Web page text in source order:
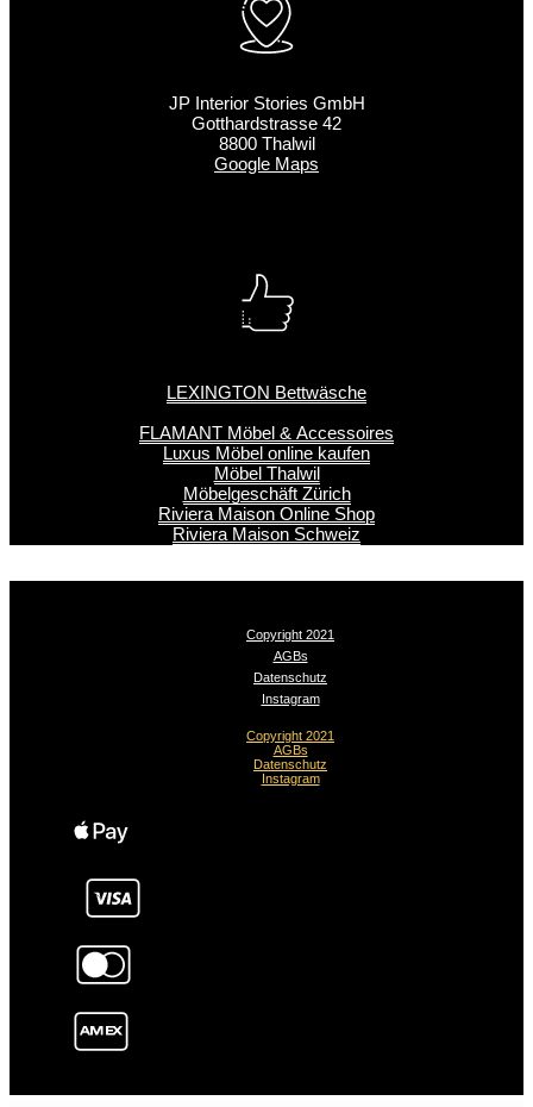
JP Interior Stories GmbH
Gotthardstrasse 42
8800 Thalwil
Google Maps
LEXINGTON Bettwäsche
FLAMANT Möbel & Accessoires
Luxus Möbel online kaufen
Möbel Thalwil
Möbelgeschäft Zürich
Riviera Maison Online Shop
Riviera Maison Schweiz
Copyright 2021
AGBs
Datenschutz
Instagram
Copyright 2021
AGBs
Datenschutz
Instagram